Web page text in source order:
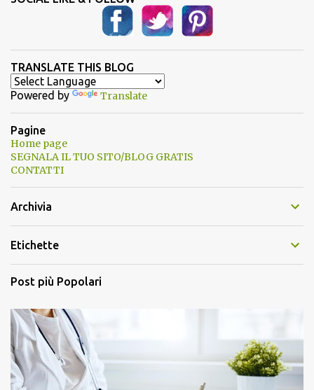
TRANSLATE THIS BLOG
Powered by Translate
Pagine
Home page
SEGNALA IL TUO SITO/BLOG GRATIS
CONTATTI
Archivia
Etichette
Post più Popolari